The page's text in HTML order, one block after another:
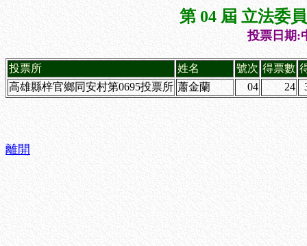
第 04 屆 立法委
投票日期:
投票所 姓名 號次 得票數
高雄縣梓官鄉同安村第0695投票所 蕭金蘭 04 24
離開